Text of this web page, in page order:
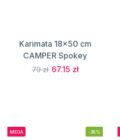
Karimata 18x50 cm
CAMPER Spokey
79 zł 67.15 zł
MEGA -38%